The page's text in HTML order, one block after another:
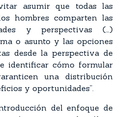
asumir que todas las
hombres comparten las
y perspectivas (…)
o asunto y las opciones
desde la perspectiva de
identificar cómo formular
una distribución
y oportunidades”.
del enfoque de